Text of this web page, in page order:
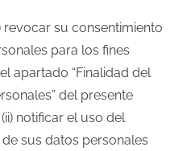
revocar su consentimiento
para los fines
apartado “Finalidad del
del presente
notificar el uso del
sus datos personales